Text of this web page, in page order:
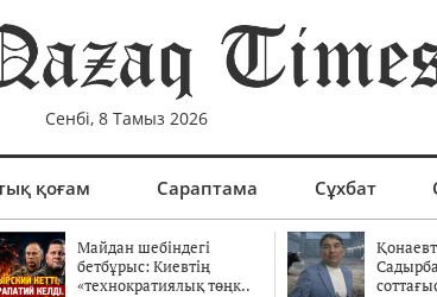
Сенбі, 8 Тамыз 2026
қоғам Сараптама Сұхбат
Майдан шебіндегі
бетбұрыс: Киевтің
«технократиялық төңк..